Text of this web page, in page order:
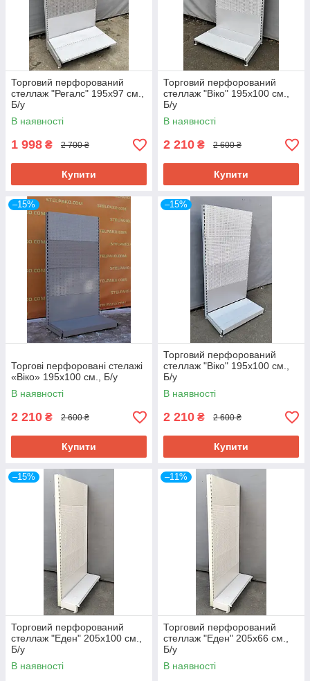
Торговий перфорований
стеллаж "Регалс" 195х97 см.,
Б/у
В наявності
1 998 ₴ 2 700 ₴
Купити
Торговий перфорований
стеллаж "Віко" 195х100 см.,
Б/у
В наявності
2 210 ₴ 2 600 ₴
Купити
–15%
Торгові перфоровані стелажі
«Віко» 195х100 см., Б/у
В наявності
2 210 ₴ 2 600 ₴
Купити
–15%
Торговий перфорований
стеллаж "Віко" 195х100 см.,
Б/у
В наявності
2 210 ₴ 2 600 ₴
Купити
–15%
Торговий перфорований
стеллаж "Еден" 205х100 см.,
Б/у
В наявності
–11%
Торговий перфорований
стеллаж "Еден" 205х66 см.,
Б/у
В наявності